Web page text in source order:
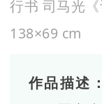
行书 司马光
138×69 cm
作品描述：